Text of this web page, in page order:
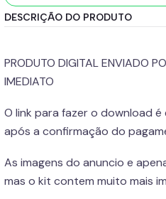
DESCRIÇÃO DO PRODUTO
PRODUTO DIGITAL ENVIADO
IMEDIATO
O link para fazer o download
após a confirmação do
As imagens do anuncio e
mas o kit contem muito mais